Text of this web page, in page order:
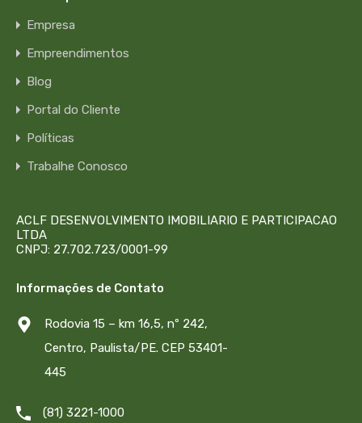
Empresa
Empreendimentos
Blog
Portal do Cliente
Políticas
Trabalhe Conosco
ACLF DESENVOLVIMENTO IMOBILIARIO E PARTICIPACAO
LTDA
CNPJ: 27.702.723/0001-99
Informações de Contato
Rodovia 15 – km 16,5, nº 242,
Centro, Paulista/PE. CEP 53401-
445
(81) 3221-1000